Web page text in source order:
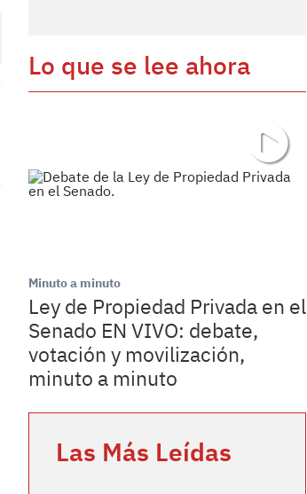
Lo que se lee ahora
Minuto a minuto
Ley de Propiedad Privada en el
Senado EN VIVO: debate,
votación y movilización,
minuto a minuto
Las Más Leídas